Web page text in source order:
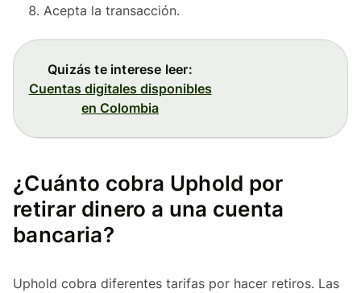
Acepta la transacción.
Quizás te interese leer:
Cuentas digitales disponibles
en Colombia
¿Cuánto cobra Uphold por
retirar dinero a una cuenta
bancaria?
Uphold cobra diferentes tarifas por hacer retiros. Las